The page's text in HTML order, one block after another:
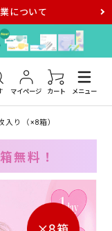
について
マイページ カート メニュー
メガネ
入り（×8箱）
無料！